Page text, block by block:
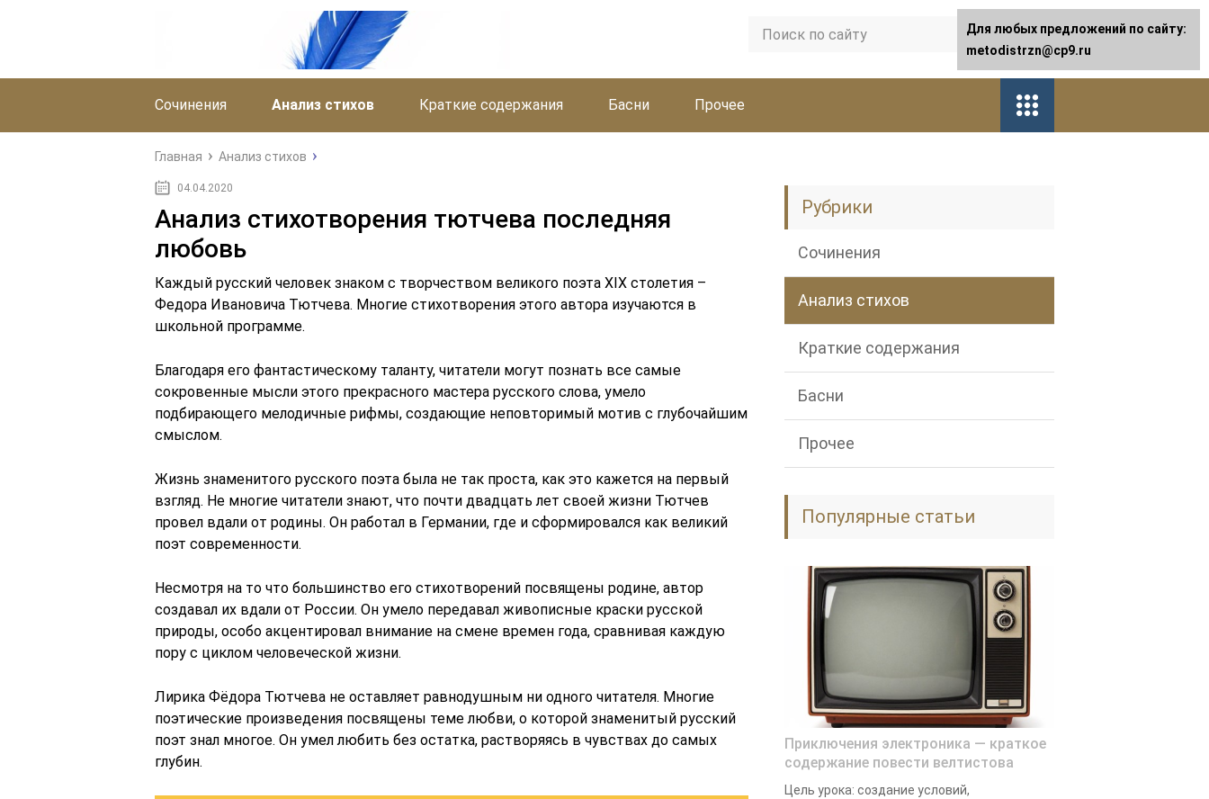
Сочинения Анализ стихов Краткие содержания Басни Прочее
Главная Анализ стихов
04.04.2020
Анализ стихотворения тютчева последняя
любовь
Каждый русский человек знаком с творчеством великого поэта XIX столетия –
Федора Ивановича Тютчева. Многие стихотворения этого автора изучаются в
школьной программе.
Благодаря его фантастическому таланту, читатели могут познать все самые
сокровенные мысли этого прекрасного мастера русского слова, умело
подбирающего мелодичные рифмы, создающие неповторимый мотив с глубочайшим
смыслом.
Жизнь знаменитого русского поэта была не так проста, как это кажется на первый
взгляд. Не многие читатели знают, что почти двадцать лет своей жизни Тютчев
провел вдали от родины. Он работал в Германии, где и сформировался как великий
поэт современности.
Несмотря на то что большинство его стихотворений посвящены родине, автор
создавал их вдали от России. Он умело передавал живописные краски русской
природы, особо акцентировал внимание на смене времен года, сравнивая каждую
пору с циклом человеческой жизни.
Лирика Фёдора Тютчева не оставляет равнодушным ни одного читателя. Многие
поэтические произведения посвящены теме любви, о которой знаменитый русский
поэт знал многое. Он умел любить без остатка, растворяясь в чувствах до самых
глубин.
Рубрики
Сочинения
Анализ стихов
Краткие содержания
Басни
Прочее
Популярные статьи
Приключения электроника — краткое
содержание повести велтистова
Цель урока: создание условий,
Для любых предложений по сайту:
metodistrzn@cp9.ru